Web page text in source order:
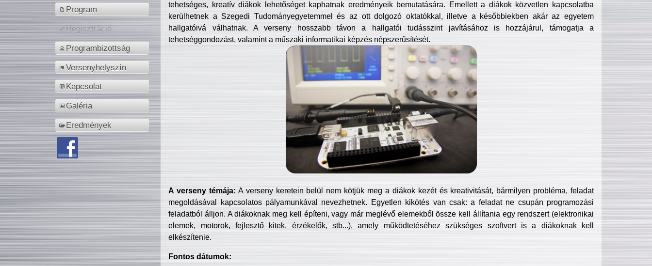
Program
Regisztráció
Programbizottság
Versenyhelyszín
Kapcsolat
Galéria
Eredmények
tehetséges, kreatív diákok lehetőséget kaphatnak eredményeik bemutatására. Emellett a diákok közvetlen kapcsolatba
kerülhetnek a Szegedi Tudományegyetemmel és az ott dolgozó oktatókkal, illetve a későbbiekben akár az egyetem
hallgatóivá válhatnak. A verseny hosszabb távon a hallgatói tudásszint javításához is hozzájárul, támogatja a
tehetséggondozást, valamint a műszaki informatikai képzés népszerűsítését.
A verseny témája: A verseny keretein belül nem kötjük meg a diákok kezét és kreativitását, bármilyen probléma, feladat
megoldásával kapcsolatos pályamunkával nevezhetnek. Egyetlen kikötés van csak: a feladat ne csupán programozási
feladatból álljon. A diákoknak meg kell építeni, vagy már meglévő elemekből össze kell állítania egy rendszert (elektronikai
elemek, motorok, fejlesztő kitek, érzékelők, stb...), amely működtetéséhez szükséges szoftvert is a diákoknak kell
elkészítenie.
Fontos dátumok: